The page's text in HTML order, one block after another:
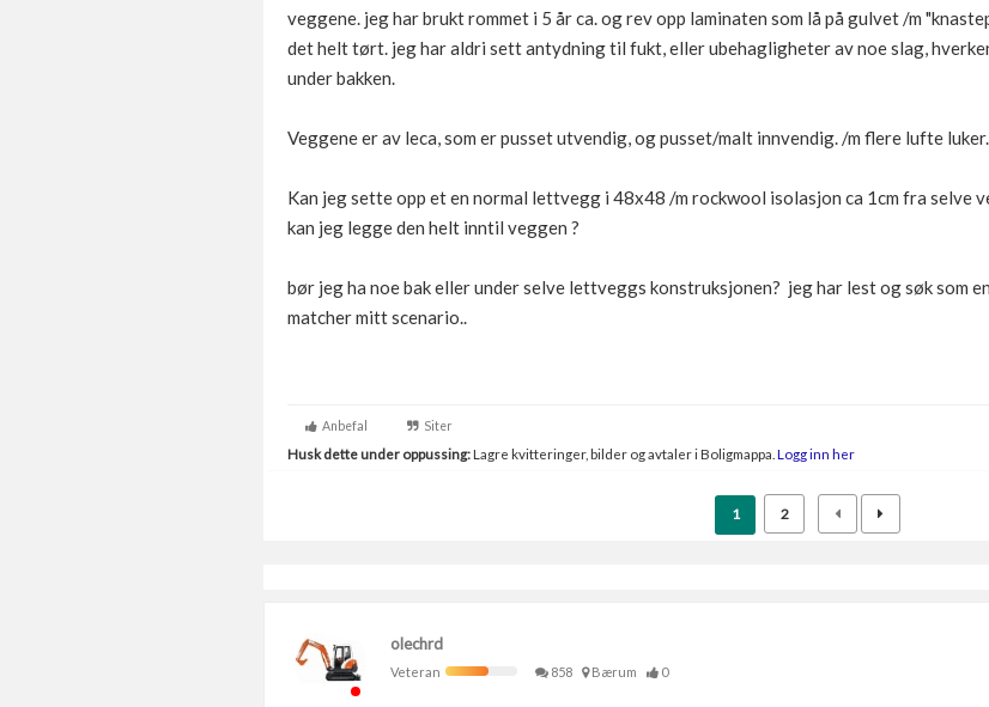
veggene. jeg har brukt rommet i 5 år ca. og rev opp laminaten som lå på gulvet /m
det helt tørt. jeg har aldri sett antydning til fukt, eller ubehagligheter av noe slag,
under bakken.
Veggene er av leca, som er pusset utvendig, og pusset/malt innvendig. /m flere lufte luker.
Kan jeg sette opp et en normal lettvegg i 48x48 /m rockwool isolasjon ca 1cm fra selve
kan jeg legge den helt inntil veggen ?
bør jeg ha noe bak eller under selve lettveggs konstruksjonen? jeg har lest og søk som
matcher mitt scenario..
Anbefal Siter
Husk dette under oppussing:Lagre kvitteringer, bilder og avtaler i Boligmappa. Logg inn her
1 2
olechrd
Veteran
858 Bærum 0